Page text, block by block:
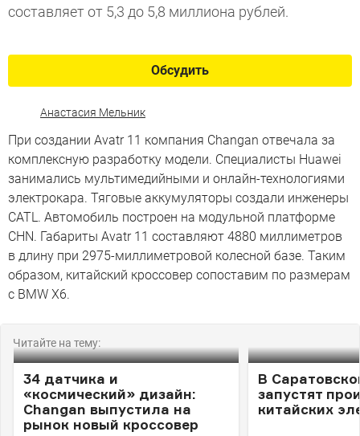
составляет от 5,3 до 5,8 миллиона рублей.
Обсудить
Анастасия Мельник
При создании Avatr 11 компания Changan отвечала за
комплексную разработку модели. Специалисты Huawei
занимались мультимедийными и онлайн-технологиями
электрокара. Тяговые аккумуляторы создали инженеры
CATL. Автомобиль построен на модульной платформе
CHN. Габариты Avatr 11 составляют 4880 миллиметров
в длину при 2975-миллиметровой колесной базе. Таким
образом, китайский кроссовер сопоставим по размерам
с BMW X6.
Читайте на тему:
34 датчика и
«космический» дизайн:
Changan выпустила на
рынок новый кроссовер
В
запустят
китайских